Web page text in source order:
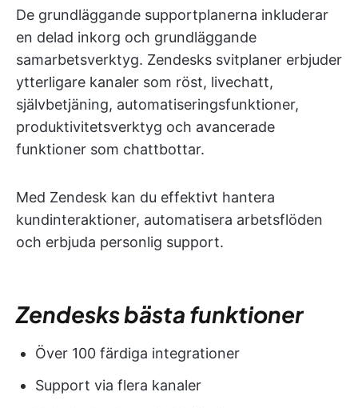
De grundläggande supportplanerna inkluderar
en delad inkorg och grundläggande
samarbetsverktyg. Zendesks svitplaner erbjuder
ytterligare kanaler som röst, livechatt,
självbetjäning, automatiseringsfunktioner,
produktivitetsverktyg och avancerade
funktioner som chattbottar.
Med Zendesk kan du effektivt hantera
kundinteraktioner, automatisera arbetsflöden
och erbjuda personlig support.
Zendesks bästa funktioner
Över 100 färdiga integrationer
Support via flera kanaler